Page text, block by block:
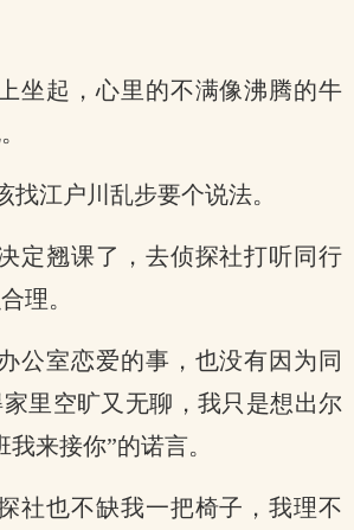
坐起，心里的不满像沸腾的牛
找江户川乱步要个说法。
定翘课了，去侦探社打听同行
理。
公室恋爱的事，也没有因为同
里空旷又无聊，我只是想出尔
来接你”的诺言。
社也不缺我一把椅子，我理不